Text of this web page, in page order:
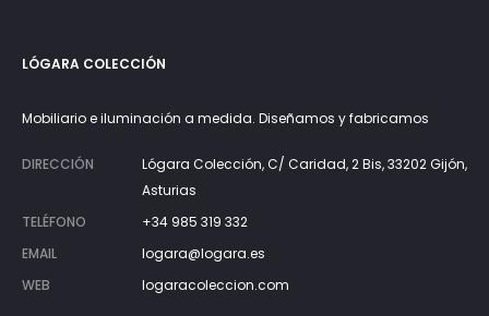
LÓGARA COLECCIÓN
Mobiliario e iluminación a medida. Diseñamos y fabricamos
DIRECCIÓN
Lógara Colección, C/ Caridad, 2 Bis, 33202 Gijón,
Asturias
TELÉFONO
+34 985 319 332
EMAIL
logara@logara.es
WEB
logaracoleccion.com